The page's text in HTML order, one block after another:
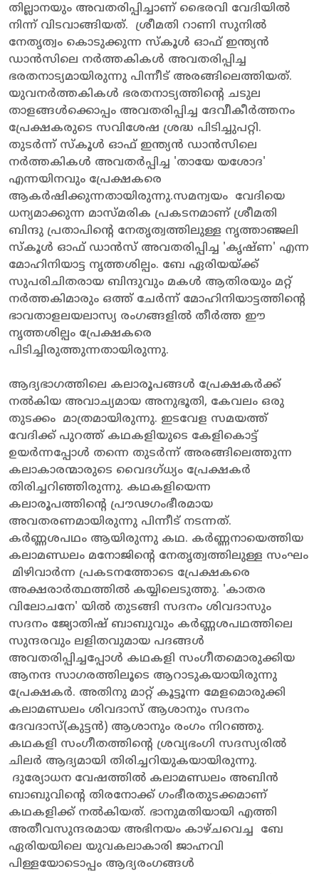
തില്ലാനയും അവതരിപ്പിച്ചാണ് ഭൈരവി വേദിയിൽ
നിന്ന് വിടവാങ്ങിയത്. ശ്രീമതി റാണി സുനിൽ
നേതൃത്വം കൊടുക്കുന്ന സ്കൂൾ ഓഫ് ഇന്ത്യൻ
ഡാൻസിലെ നർത്തകികൾ അവതരിപ്പിച്ച
ഭരതനാട്യമായിരുന്നു പിന്നീട് അരങ്ങിലെത്തിയത്.
യുവനർത്തകികൾ ഭരതനാട്യത്തിന്റെ ചടുല
താളങ്ങൾക്കൊപ്പം അവതരിപ്പിച്ച ദേവീകീർത്തനം
പ്രേക്ഷകരുടെ സവിശേഷ ശ്രദ്ധ പിടിച്ചുപറ്റി.
തുടർന്ന് സ്കൂൾ ഓഫ് ഇന്ത്യൻ ഡാൻസിലെ
നർത്തകികൾ അവതർപ്പിച്ച 'തായേ യശോദ'
എന്നയിനവും പ്രേക്ഷകരെ
ആകർഷിക്കുന്നതായിരുന്നു.സമന്വയം വേദിയെ
ധന്യമാക്കുന്ന മാസ്മരിക പ്രകടനമാണ് ശ്രീമതി
ബിന്ദു പ്രതാപിന്റെ നേതൃത്വത്തിലുള്ള നൃത്താഞ്ജലി
സ്കൂൾ ഓഫ് ഡാൻസ് അവതരിപ്പിച്ച 'കൃഷ്ണ' എന്ന
മോഹിനിയാട്ട നൃത്തശില്പം. ബേ ഏരിയയ്ക്ക്
സുപരിചിതരായ ബിന്ദുവും മകൾ ആതിരയും മറ്റ്
നർത്തകിമാരും ഒത്ത് ചേർന്ന് മോഹിനിയാട്ടത്തിന്റെ
ഭാവതാളലയലാസ്യ രംഗങ്ങളിൽ തീർത്ത ഈ
നൃത്തശില്പം പ്രേക്ഷകരെ
പിടിച്ചിരുത്തുന്നതായിരുന്നു.
ആദ്യഭാഗത്തിലെ കലാരൂപങ്ങൾ പ്രേക്ഷകർക്ക്
നൽകിയ അവാച്യമായ അനുഭൂതി, കേവലം ഒരു
തുടക്കം മാത്രമായിരുന്നു. ഇടവേള സമയത്ത്
വേദിക്ക് പുറത്ത് കഥകളിയുടെ കേളികൊട്ട്
ഉയർന്നപ്പോൾ തന്നെ തുടർന്ന് അരങ്ങിലെത്തുന്ന
കലാകാരന്മാരുടെ വൈദഗ്ധ്യം പ്രേക്ഷകർ
തിരിച്ചറിഞ്ഞിരുന്നു. കഥകളിയെന്ന
കലാരൂപത്തിന്റെ പ്രൗഢഗംഭീരമായ
അവതരണമായിരുന്നു പിന്നീട് നടന്നത്.
കർണ്ണശപഥം ആയിരുന്നു കഥ. കർണ്ണനായെത്തിയ
കലാമണ്ഡലം മനോജിന്റെ നേതൃത്വത്തിലുള്ള സംഘം
മിഴിവാർന്ന പ്രകടനത്തോടെ പ്രേക്ഷകരെ
അക്ഷരാർത്ഥത്തിൽ കയ്യിലെടുത്തു. 'കാതര
വിലോചനേ' യിൽ തുടങ്ങി സദനം ശിവദാസും
സദനം ജ്യോതിഷ് ബാബുവും കർണ്ണശപഥത്തിലെ
സുന്ദരവും ലളിതവുമായ പദങ്ങൾ
അവതരിപ്പിച്ചപ്പോൾ കഥകളി സംഗീതമൊരുക്കിയ
ആനന്ദ സാഗരത്തിലൂടെ ആറാടുകയായിരുന്നു
പ്രേക്ഷകർ. അതിനു മാറ്റ് കൂട്ടൂന്ന മേളമൊരുക്കി
കലാമണ്ഡലം ശിവദാസ് ആശാനും സദനം
ദേവദാസ്(കുട്ടൻ) ആശാനും രംഗം നിറഞ്ഞു.
കഥകളി സംഗീതത്തിന്റെ ശ്രവ്യഭംഗി സദസ്യരിൽ
ചിലർ ആദ്യമായി തിരിച്ചറിയുകയായിരുന്നു.
ദുര്യോധന വേഷത്തിൽ കലാമണ്ഡലം അബിൻ
ബാബുവിന്റെ തിരനോക്ക് ഗംഭീരതുടക്കമാണ്
കഥകളിക്ക് നൽകിയത്. ഭാനുമതിയായി എത്തി
അതീവസുന്ദരമായ അഭിനയം കാഴ്ചവെച്ച ബേ
ഏരിയയിലെ യുവകലാകാരി ജാഹ്നവി
പിള്ളയോടൊപ്പം ആദ്യരംഗങ്ങൾ